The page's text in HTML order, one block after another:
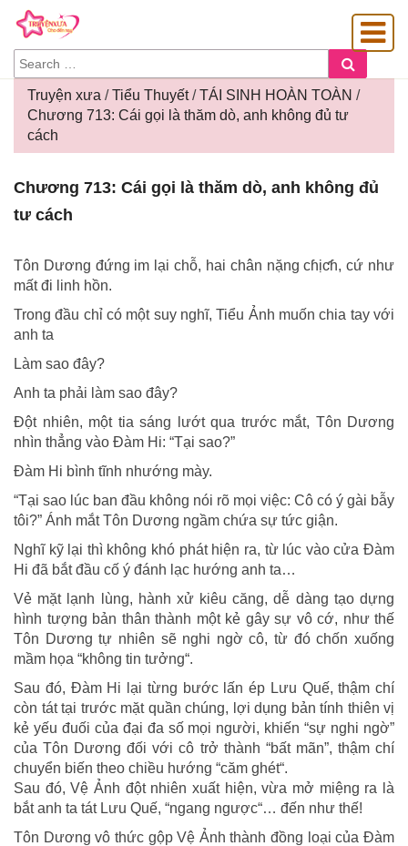
SEARCH
FOR:
GIA
Truyện xưa /Tiểu Thuyết/TÁI SINH HOÀN TOÀN /
Chương 713: Cái gọi là thăm dò, anh không đủ tư
cách
713:
thăm
anh
Chương 713: Cái gọi là thăm dò, anh không đủ
tư cách
Tôn Dương đứng im lại chỗ, hai chân nặng cɦịƈɦ, cứ như
mất đi linh hồn.
Trong đầu chỉ có một suy nghĩ, Tiểu Ảnh muốn chia tay với
anh ta
Làm sao đây?
Anh ta phải làm sao đây?
Đột nhiên, một tia sáng lướt qua trước mắt, Tôn Dương
nhìn thẳng vào Đàm Hi: “Tại sao?”
Đàm Hi bình tĩnh nhướng mày.
“Tại sao lúc ban đầu không nói rõ mọi việc: Cô có ý gài bẫy
tôi?” Ánh mắt Tôn Dương ngầm chứa sự tức giận.
Nghĩ kỹ lại thì không khó phát hiện ra, từ lúc vào cửa Đàm
Hi đã bắt đầu cố ý đánh lạc hướng anh ta…
Vẻ mặt lạnh lùng, hành xử kiêu căng, dễ dàng tạo dựng
hình tượng bản thân thành một kẻ gây sự vô cớ, như thế
Tôn Dương tự nhiên sẽ nghi ngờ cô, từ đó chốn xuống
mầm họa “không tin tưởng“.
Sau đó, Đàm Hi lại từng bước lấn ép Lưu Quế, thậm chí
còn tát tại trước mặt quần chúng, lợi dụng bản tính thiên vị
kẻ yếu đuối của đại đa số mọi người, khiến “sự nghi ngờ”
của Tôn Dương đối với cô trở thành “bất mãn”, thậm chí
chuyển biến theo chiều hướng “căm ghét“.
Sau đó, Vệ Ảnh đột nhiên xuất hiện, vừa mở miệng ra là
bắt anh ta tát Lưu Quế, “ngang ngược“… đến như thế!
Tôn Dương vô thức gộp Vệ Ảnh thành đồng loại của Đàm